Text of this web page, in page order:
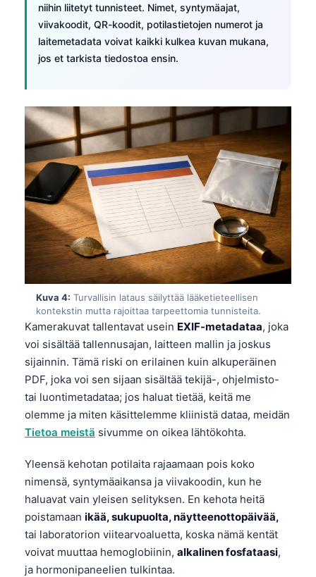
niihin liitetyt tunnisteet. Nimet, syntymäajat,
viivakoodit, QR-koodit, potilastietojen numerot ja
laitemetadata voivat kaikki kulkea kuvan mukana,
jos et tarkista tiedostoa ensin.
Kuva 4: Turvallisin lataus säilyttää lääketieteellisen
kontekstin mutta rajoittaa tarpeettomia tunnisteita.
Kamerakuvat tallentavat usein EXIF-metadataa, joka
voi sisältää tallennusajan, laitteen mallin ja joskus
sijainnin. Tämä riski on erilainen kuin alkuperäinen
PDF, joka voi sen sijaan sisältää tekijä-, ohjelmisto-
tai luontimetadataa; jos haluat tietää, keitä me
olemme ja miten käsittelemme kliinistä dataa, meidän
Tietoa meistä sivumme on oikea lähtökohta.
Yleensä kehotan potilaita rajaamaan pois koko
nimensä, syntymäaikansa ja viivakoodin, kun he
haluavat vain yleisen selityksen. En kehota heitä
poistamaan ikää, sukupuolta, näytteenottopäivää,
tai laboratorion viitearvoaluetta, koska nämä kentät
voivat muuttaa hemoglobiinin, alkalinen fosfataasi,
ja hormonipaneelien tulkintaa.